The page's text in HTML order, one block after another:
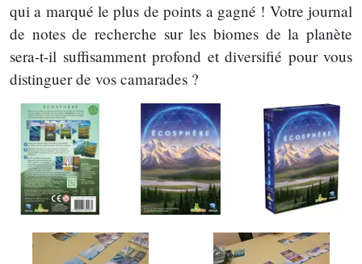
qui a marqué le plus de points a gagné ! Votre journal
de notes de recherche sur les biomes de la planète
sera-t-il suffisamment profond et diversifié pour vous
distinguer de vos camarades ?